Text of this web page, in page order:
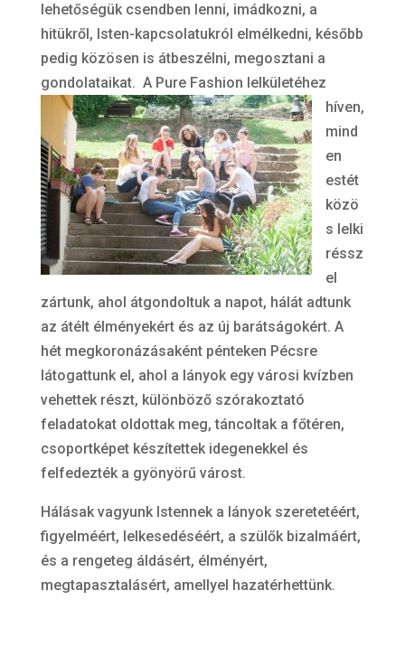
lehetőségük csendben lenni, imádkozni, a
hitükről, Isten-kapcsolatukról elmélkedni, később
pedig közösen is átbeszélni, megosztani a
gondolataikat. A Pure Fashion lelkületéhez
híven,
mind
en
estét
közö
s lelki
réssz
el
zártunk, ahol átgondoltuk a napot, hálát adtunk
az átélt élményekért és az új barátságokért. A
hét megkoronázásaként pénteken Pécsre
látogattunk el, ahol a lányok egy városi kvízben
vehettek részt, különböző szórakoztató
feladatokat oldottak meg, táncoltak a főtéren,
csoportképet készítettek idegenekkel és
felfedezték a gyönyörű várost.
Hálásak vagyunk Istennek a lányok szeretetéért,
figyelméért, lelkesedéséért, a szülők bizalmáért,
és a rengeteg áldásért, élményért,
megtapasztalásért, amellyel hazatérhettünk.